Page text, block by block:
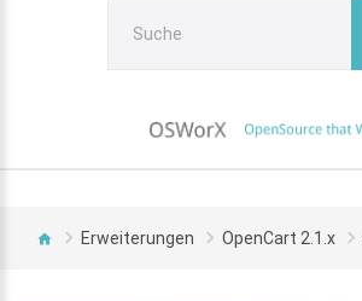
Erweiterungen OpenCart 2.1.x